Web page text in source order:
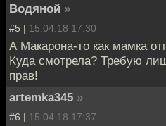
Водяной »
#5 | 15.04.18 17:30
А Макарона-то как мамка
Куда смотрела? Требую
прав!
artemka345 »
#6 | 15.04.18 17:37